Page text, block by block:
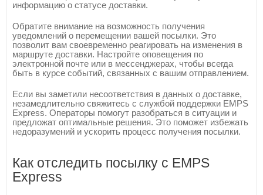
информацию о статусе доставки.
Обратите внимание на возможность получения
уведомлений о перемещении вашей посылки. Это
позволит вам своевременно реагировать на изменения в
маршруте доставки. Настройте оповещения по
электронной почте или в мессенджерах, чтобы всегда
быть в курсе событий, связанных с вашим отправлением.
Если вы заметили несоответствия в данных о доставке,
незамедлительно свяжитесь с службой поддержки EMPS
Express. Операторы помогут разобраться в ситуации и
предложат оптимальные решения. Это поможет избежать
недоразумений и ускорить процесс получения посылки.
Как отследить посылку с EMPS
Express